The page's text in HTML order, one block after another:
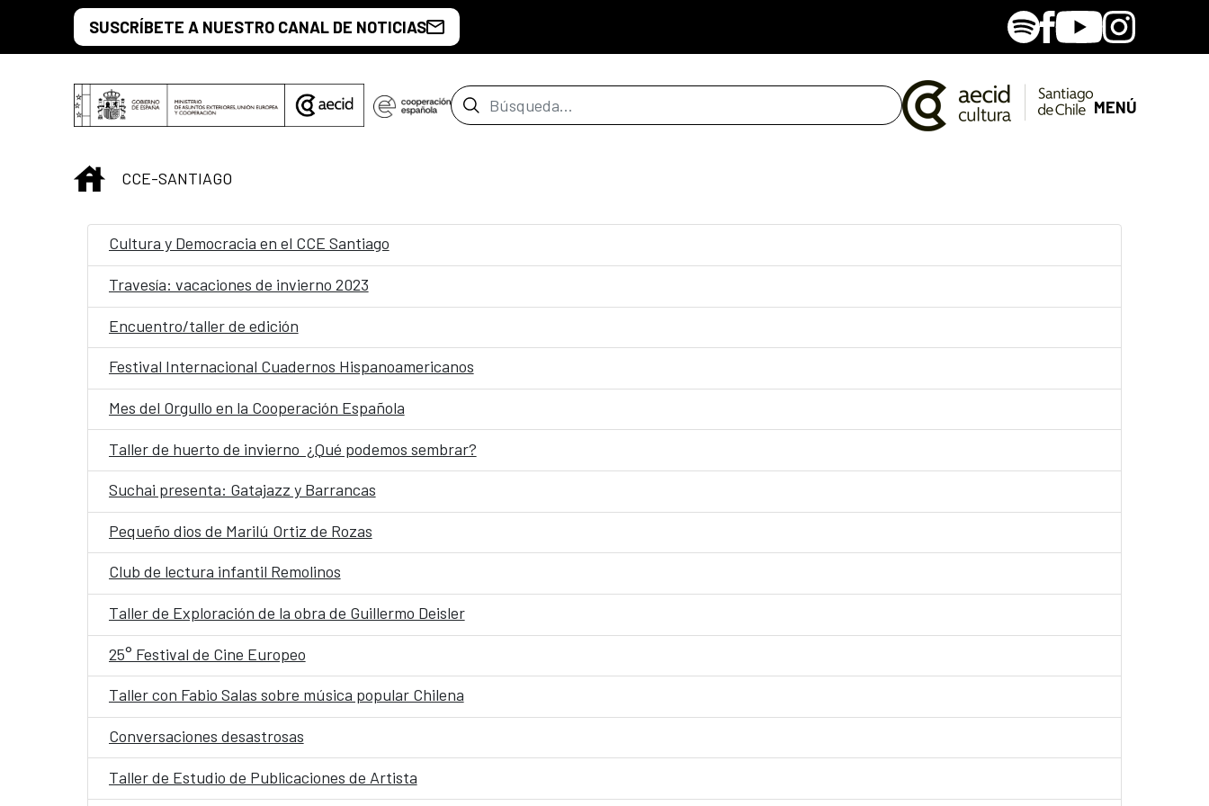
Saltar al contenido principal
SUSCRÍBETE A NUESTRO CANAL DE NOTICIAS SpotifyFacebook
YoutubeInstagram
Barra de búsqueda MENÚ
INICIO
CCE-SANTIAGO
Cultura y Democracia en el CCE Santiago
Travesía: vacaciones de invierno 2023
Encuentro/taller de edición
Festival Internacional Cuadernos Hispanoamericanos
Mes del Orgullo en la Cooperación Española
Taller de huerto de invierno ¿Qué podemos sembrar?
Suchai presenta: Gatajazz y Barrancas
Pequeño dios de Marilú Ortiz de Rozas
Club de lectura infantil Remolinos
Taller de Exploración de la obra de Guillermo Deisler
25° Festival de Cine Europeo
Taller con Fabio Salas sobre música popular Chilena
Conversaciones desastrosas
Taller de Estudio de Publicaciones de Artista